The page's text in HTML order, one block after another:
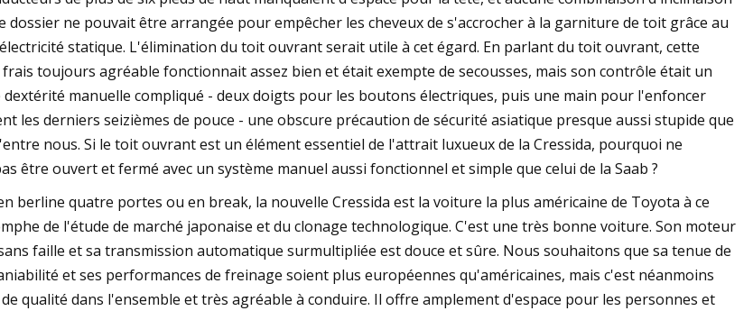
dossier ne pouvait être arrangée pour empêcher les cheveux de s'accrocher à la garniture de toit grâce au
statique. L'élimination du toit ouvrant serait utile à cet égard. En parlant du toit ouvrant, cette
toujours agréable fonctionnait assez bien et était exempte de secousses, mais son contrôle était un
manuelle compliqué - deux doigts pour les boutons électriques, puis une main pour l'enfoncer
les derniers seizièmes de pouce - une obscure précaution de sécurité asiatique presque aussi stupide que
nous. Si le toit ouvrant est un élément essentiel de l'attrait luxueux de la Cressida, pourquoi ne
être ouvert et fermé avec un système manuel aussi fonctionnel et simple que celui de la Saab ?
berline quatre portes ou en break, la nouvelle Cressida est la voiture la plus américaine de Toyota à ce
de l'étude de marché japonaise et du clonage technologique. C'est une très bonne voiture. Son moteur
faille et sa transmission automatique surmultipliée est douce et sûre. Nous souhaitons que sa tenue de
et ses performances de freinage soient plus européennes qu'américaines, mais c'est néanmoins
qualité dans l'ensemble et très agréable à conduire. Il offre amplement d'espace pour les personnes et